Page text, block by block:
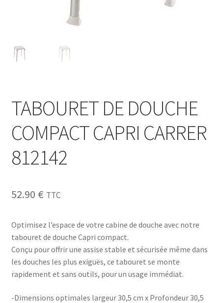
TABOURET DE DOUCHE
COMPACT CAPRI CARRER
812142
52.90 € TTC
Optimisez l’espace de votre cabine de douche avec notre
tabouret de douche Capri compact.
Conçu pour offrir une assise stable et sécurisée même dans
les douches les plus exiguës, ce tabouret se monte
rapidement et sans outils, pour un usage immédiat.
-Dimensions optimales largeur 30,5 cm x Profondeur 30,5